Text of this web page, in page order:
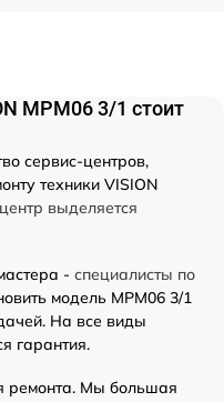
MPM06 3/1 стоит
сервис-центров,
техники VISION
выделяется
- специалисты по
модель MPM06 3/1
На все виды
гарантия.
ремонта. Мы большая